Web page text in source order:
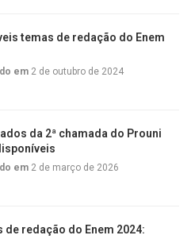
temas de redação do Enem
em 2 de outubro de 2024
da 2ª chamada do Prouni
em 2 de março de 2026
de redação do Enem 2024: